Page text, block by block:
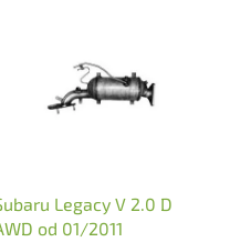
Legacy V 2.0 D
od 01/2011